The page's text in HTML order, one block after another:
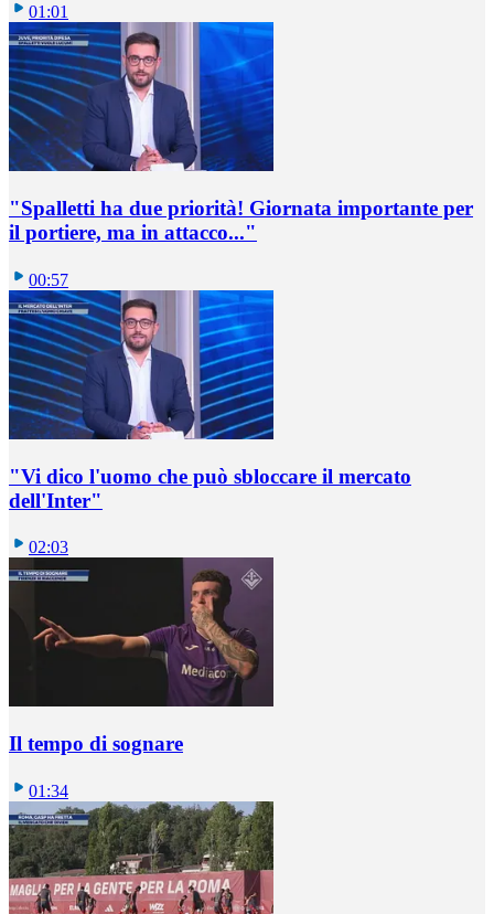
01:01
"Spalletti ha due priorità! Giornata importante per
il portiere, ma in attacco..."
00:57
"Vi dico l'uomo che può sbloccare il mercato
dell'Inter"
02:03
Il tempo di sognare
01:34